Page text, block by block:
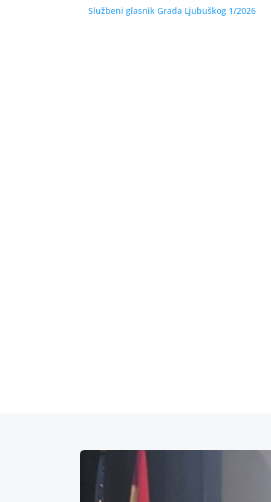
Službeni glasnik Grada Ljubuškog 1/2026